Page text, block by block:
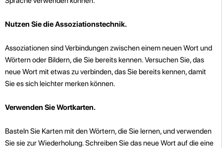
Nutzen Sie die Assoziationstechnik.
Assoziationen sind Verbindungen zwischen einem neuen Wort und
Wörtern oder Bildern, die Sie bereits kennen. Versuchen Sie, das
neue Wort mit etwas zu verbinden, das Sie bereits kennen, damit
Sie es sich leichter merken können.
Verwenden Sie Wortkarten.
Basteln Sie Karten mit den Wörtern, die Sie lernen, und verwenden
Sie sie zur Wiederholung. Schreiben Sie das neue Wort auf die eine